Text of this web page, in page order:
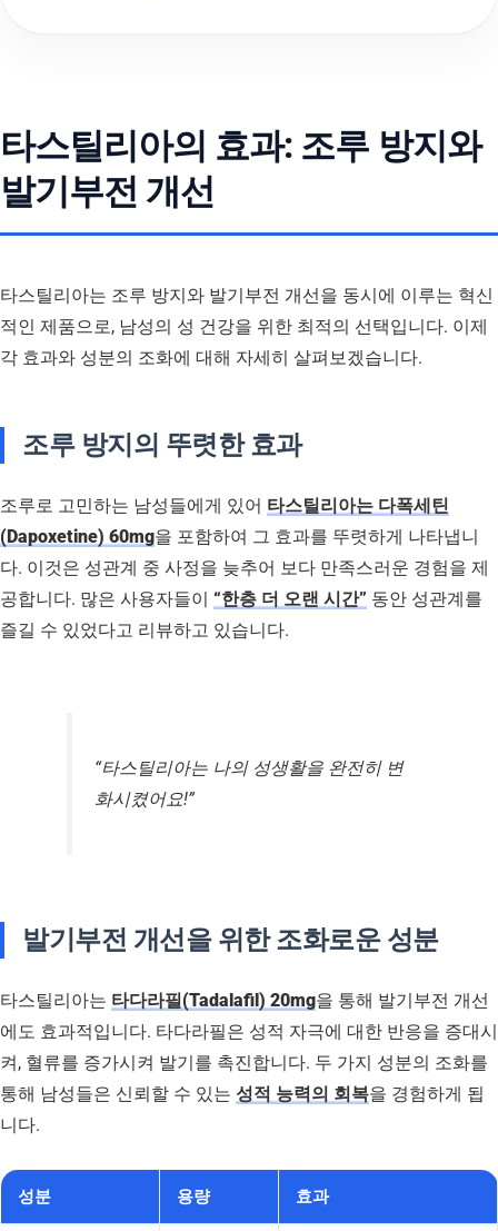
타스틸리아의 효과: 조루 방지와
발기부전 개선
타스틸리아는 조루 방지와 발기부전 개선을 동시에 이루는 혁신
적인 제품으로, 남성의 성 건강을 위한 최적의 선택입니다. 이제
각 효과와 성분의 조화에 대해 자세히 살펴보겠습니다.
조루 방지의 뚜렷한 효과
조루로 고민하는 남성들에게 있어 타스틸리아는 다폭세틴
(Dapoxetine) 60mg을 포함하여 그 효과를 뚜렷하게 나타냅니
다. 이것은 성관계 중 사정을 늦추어 보다 만족스러운 경험을 제
공합니다. 많은 사용자들이 “한층 더 오랜 시간” 동안 성관계를
즐길 수 있었다고 리뷰하고 있습니다.
“타스틸리아는 나의 성생활을 완전히 변
화시켰어요!”
발기부전 개선을 위한 조화로운 성분
타스틸리아는 타다라필(Tadalafil) 20mg을 통해 발기부전 개선
에도 효과적입니다. 타다라필은 성적 자극에 대한 반응을 증대시
켜, 혈류를 증가시켜 발기를 촉진합니다. 두 가지 성분의 조화를
통해 남성들은 신뢰할 수 있는 성적 능력의 회복을 경험하게 됩
니다.
성분 용량 효과